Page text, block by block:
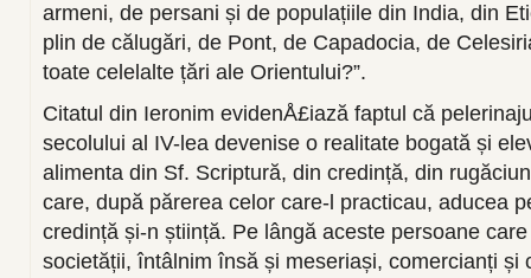
armeni, de persani și de populațiile din India, din
plin de călugări, de Pont, de Capadocia, de
toate celelalte țări ale Orientului?”.
Citatul din Ieronim evidenÅ£iază faptul că
secolului al IV-lea devenise o realitate bogată și
alimenta din Sf. Scriptură, din credință, din
care, după părerea celor care-l practicau, aducea
credință și-n știință. Pe lângă aceste persoane care
societății, întâlnim însă și meseriași, comercianți și